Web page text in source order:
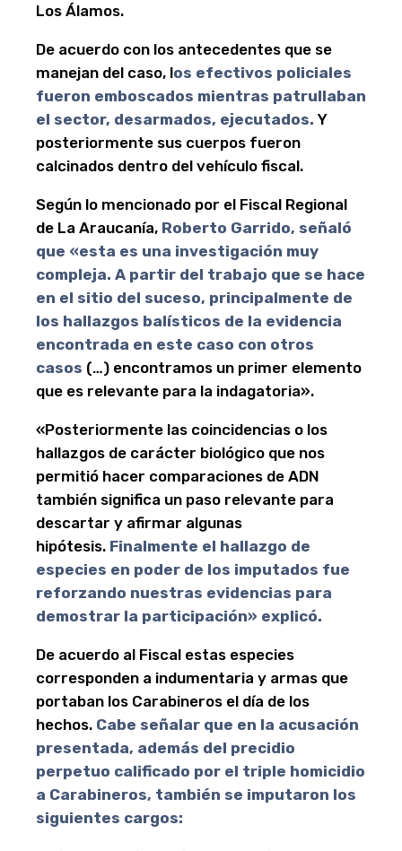
Los Álamos.
De acuerdo con los antecedentes que se
manejan del caso, los efectivos policiales
fueron emboscados mientras patrullaban
el sector, desarmados, ejecutados. Y
posteriormente sus cuerpos fueron
calcinados dentro del vehículo fiscal.
Según lo mencionado por el Fiscal Regional
de La Araucanía, Roberto Garrido, señaló
que «esta es una investigación muy
compleja. A partir del trabajo que se hace
en el sitio del suceso, principalmente de
los hallazgos balísticos de la evidencia
encontrada en este caso con otros
casos (…) encontramos un primer elemento
que es relevante para la indagatoria».
«Posteriormente las coincidencias o los
hallazgos de carácter biológico que nos
permitió hacer comparaciones de ADN
también significa un paso relevante para
descartar y afirmar algunas
hipótesis. Finalmente el hallazgo de
especies en poder de los imputados fue
reforzando nuestras evidencias para
demostrar la participación» explicó.
De acuerdo al Fiscal estas especies
corresponden a indumentaria y armas que
portaban los Carabineros el día de los
hechos. Cabe señalar que en la acusación
presentada, además del precidio
perpetuo calificado por el triple homicidio
a Carabineros, también se imputaron los
siguientes cargos: